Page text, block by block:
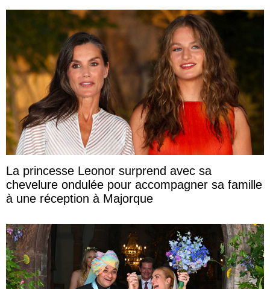
La princesse Leonor surprend avec sa
chevelure ondulée pour accompagner sa famille
à une réception à Majorque